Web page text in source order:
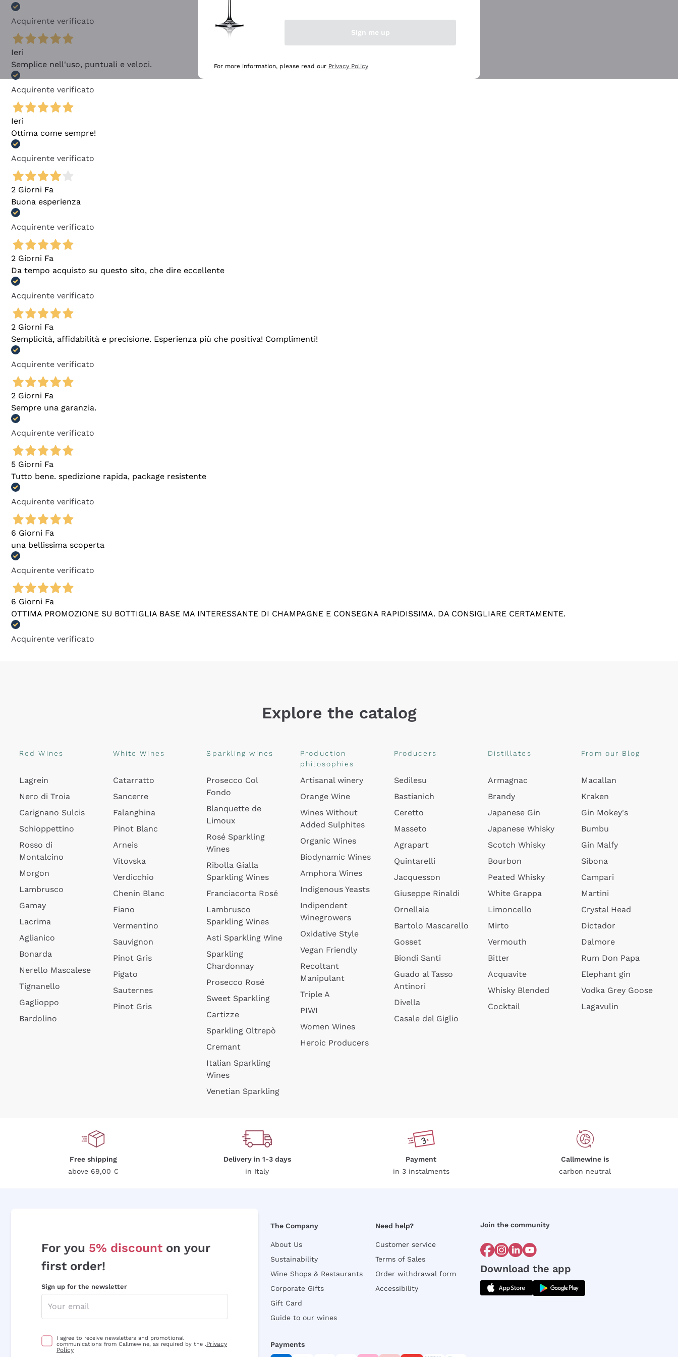
Acquirente verificato
Ieri
Semplice nell'uso, puntuali e veloci.
Acquirente verificato
Ieri
Ottima come sempre!
Acquirente verificato
2 Giorni Fa
Buona esperienza
Acquirente verificato
2 Giorni Fa
Da tempo acquisto su questo sito, che dire eccellente
Acquirente verificato
2 Giorni Fa
Semplicità, affidabilità e precisione. Esperienza più che positiva! Complimenti!
Acquirente verificato
2 Giorni Fa
Sempre una garanzia.
Acquirente verificato
5 Giorni Fa
Tutto bene. spedizione rapida, package resistente
Acquirente verificato
6 Giorni Fa
una bellissima scoperta
Acquirente verificato
6 Giorni Fa
OTTIMA PROMOZIONE SU BOTTIGLIA BASE MA INTERESSANTE DI CHAMPAGNE E CONSEGNA RAPIDISSIMA. DA CONSIGLIARE CERTAMENTE.
Acquirente verificato
Explore the catalog
Red Wines
Lagrein
Nero di Troia
Carignano Sulcis
Schioppettino
Rosso di
Montalcino
Morgon
Lambrusco
Gamay
Lacrima
Aglianico
Bonarda
Nerello Mascalese
Tignanello
Gaglioppo
Bardolino
White Wines
Catarratto
Sancerre
Falanghina
Pinot Blanc
Arneis
Vitovska
Verdicchio
Chenin Blanc
Fiano
Vermentino
Sauvignon
Pinot Gris
Pigato
Sauternes
Pinot Gris
Sparkling wines
Prosecco Col
Fondo
Blanquette de
Limoux
Rosé Sparkling
Wines
Ribolla Gialla
Sparkling Wines
Franciacorta Rosé
Lambrusco
Sparkling Wines
Asti Sparkling Wine
Sparkling
Chardonnay
Prosecco Rosé
Sweet Sparkling
Cartizze
Sparkling Oltrepò
Cremant
Italian Sparkling
Wines
Venetian Sparkling
Production
philosophies
Artisanal winery
Orange Wine
Wines Without
Added Sulphites
Organic Wines
Biodynamic Wines
Amphora Wines
Indigenous Yeasts
Indipendent
Winegrowers
Oxidative Style
Vegan Friendly
Recoltant
Manipulant
Triple A
PIWI
Women Wines
Heroic Producers
Producers
Sedilesu
Bastianich
Ceretto
Masseto
Agrapart
Quintarelli
Jacquesson
Giuseppe Rinaldi
Ornellaia
Bartolo Mascarello
Gosset
Biondi Santi
Guado al Tasso
Antinori
Divella
Casale del Giglio
Distillates
Armagnac
Brandy
Japanese Gin
Japanese Whisky
Scotch Whisky
Bourbon
Peated Whisky
White Grappa
Limoncello
Mirto
Vermouth
Bitter
Acquavite
Whisky Blended
Cocktail
From our Blog
Macallan
Kraken
Gin Mokey's
Bumbu
Gin Malfy
Sibona
Campari
Martini
Crystal Head
Dictador
Dalmore
Rum Don Papa
Elephant gin
Vodka Grey Goose
Lagavulin
Free shipping
above 69,00 €
Delivery in 1-3 days
in Italy
Payment
in 3 instalments
Callmewine is
carbon neutral
For you 5% discount on your
first order!
Sign up for the newsletter
I agree to receive newsletters and promotional
communications from Callmewine, as required by the .Privacy
Policy
The Company
About Us
Sustainability
Wine Shops & Restaurants
Corporate Gifts
Gift Card
Guide to our wines
Need help?
Customer service
Terms of Sales
Order withdrawal form
Accessibility
Join the community
Download the app
Payments
Sign me up
For more information, please read our Privacy Policy